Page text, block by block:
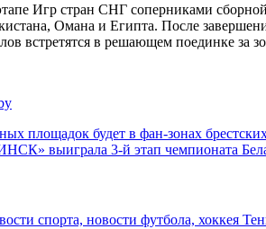
Игр стран СНГ соперниками
Омана и Египта. После
встретятся в решающем поединке за
площадок будет в фан-зонах
выиграла 3-й этап чемпионата
спорта, новости футбола, хоккея